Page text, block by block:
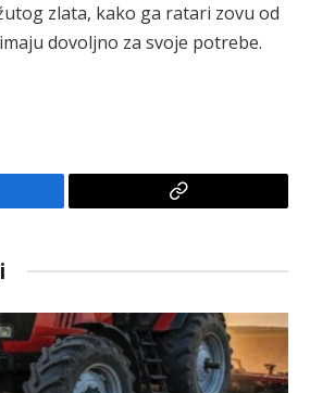
zlata, kako ga ratari zovu od
dovoljno za svoje potrebe.
Copy